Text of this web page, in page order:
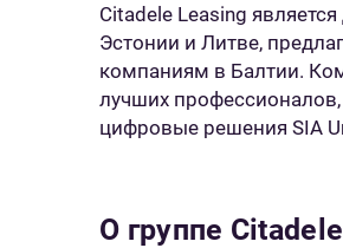
Citadele Leasing
Эстонии и Литве,
компаниям в Балтии.
лучших
цифровые решения SIA
О группе Citadele